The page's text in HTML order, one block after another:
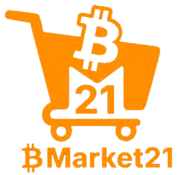
B Market 21